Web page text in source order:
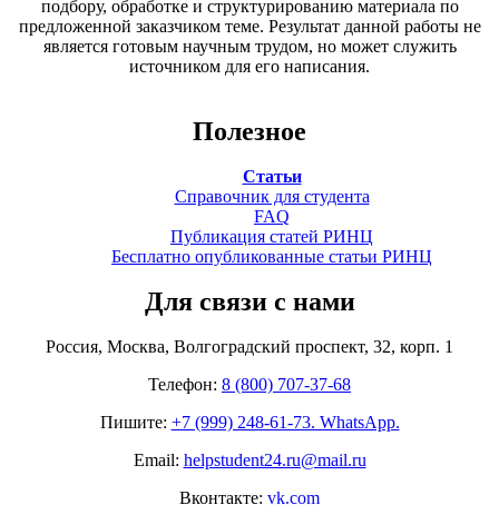
подбору, обработке и структурированию материала по
предложенной заказчиком теме. Результат данной работы не
является готовым научным трудом, но может служить
источником для его написания.
Полезное
Статьи
Справочник для студента
FAQ
Публикация статей РИНЦ
Бесплатно опубликованные статьи РИНЦ
Для связи с нами
Россия, Москва, Волгоградский проспект, 32, корп. 1
Телефон: 8 (800) 707-37-68
Пишите: +7 (999) 248-61-73. WhatsApp.
Email: helpstudent24.ru@mail.ru
Вконтакте: vk.com